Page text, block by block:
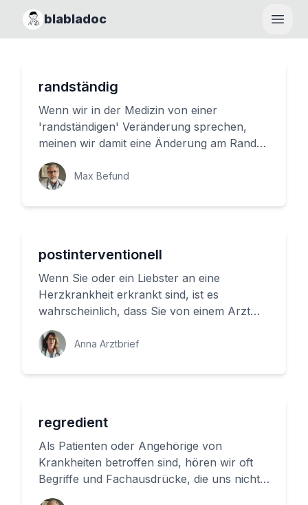
blabladoc
randständig
Wenn wir in der Medizin von einer
'randständigen' Veränderung sprechen,
meinen wir damit eine Änderung am Rand
eines Gewebes, einer Struktur oder eine...
Max Befund
postinterventionell
Wenn Sie oder ein Liebster an eine
Herzkrankheit erkrankt sind, ist es
wahrscheinlich, dass Sie von einem Arzt
über den Begriff 'postinterventionell' ...
Anna Arztbrief
regredient
Als Patienten oder Angehörige von
Krankheiten betroffen sind, hören wir oft
Begriffe und Fachausdrücke, die uns nicht
immer vertraut sind. Einer davon...